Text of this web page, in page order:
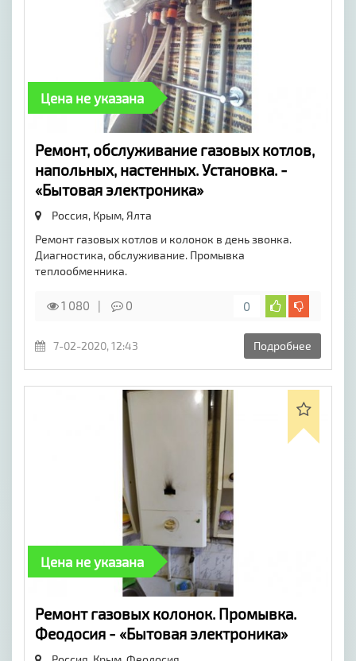
Цена не указана
Ремонт, обслуживание газовых котлов,
напольных, настенных. Установка. -
«Бытовая электроника»
Россия, Крым, Ялта
Ремонт газовых котлов и колонок в день звонка.
Диагностика, обслуживание. Промывка
теплообменника.
1 080 0 0
7-02-2020, 12:43 Подробнее
Цена не указана
Ремонт газовых колонок. Промывка.
Феодосия - «Бытовая электроника»